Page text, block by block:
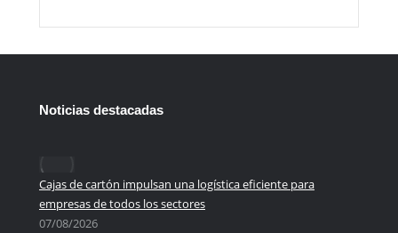
Noticias destacadas
Cajas de cartón impulsan una logística eficiente para
empresas de todos los sectores
07/08/2026